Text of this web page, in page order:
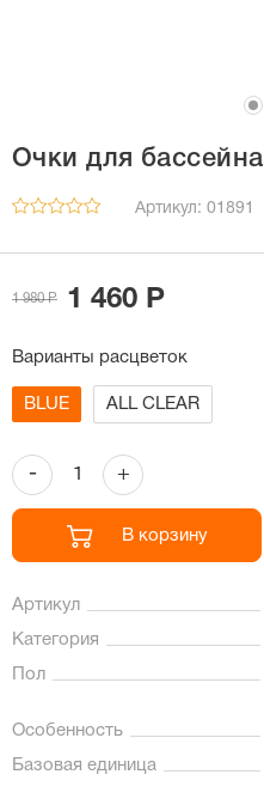
Очки для
Артикул: 01891
1 980 Р 1 460 Р
Варианты расцветок
BLUE ALL CLEAR
- +
В корзину
Артикул
Категория
Пол
Особенность
Базовая единица